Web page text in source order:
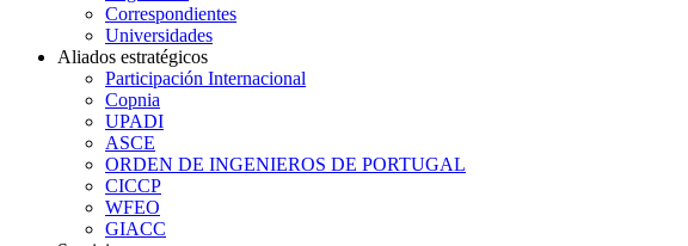
Correspondientes
Universidades
Aliados estratégicos
Participación Internacional
Copnia
UPADI
ASCE
ORDEN DE INGENIEROS DE PORTUGAL
CICCP
WFEO
GIACC